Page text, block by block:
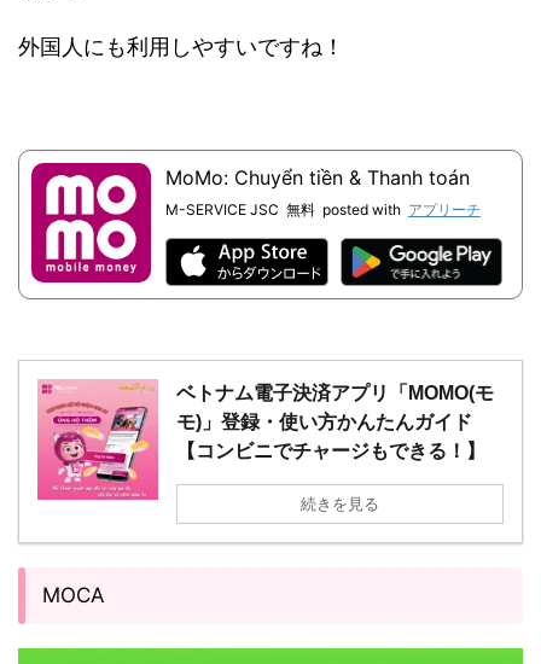
外国人にも利用しやすいですね！
MoMo: Chuyển tiền & Thanh toán
M-SERVICE JSC 無料 posted with アプリーチ
ベトナム電子決済アプリ「MOMO(モ
モ)」登録・使い方かんたんガイド
【コンビニでチャージもできる！】
続きを見る
MOCA